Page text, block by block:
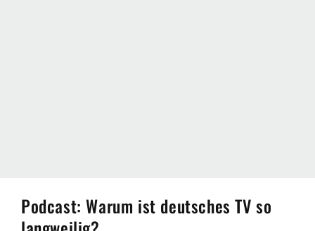
Podcast: Warum ist deutsches TV so